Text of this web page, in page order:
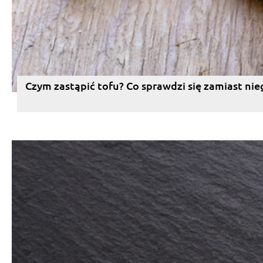
Czym zastąpić tofu? Co sprawdzi się zamiast